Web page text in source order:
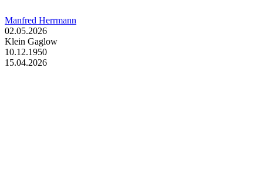
Manfred Herrmann
02.05.2026
Klein Gaglow
10.12.1950
15.04.2026